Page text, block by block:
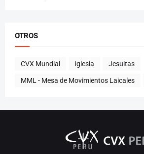
OTROS
CVX Mundial Iglesia Jesuitas
MML - Mesa de Movimientos Laicales